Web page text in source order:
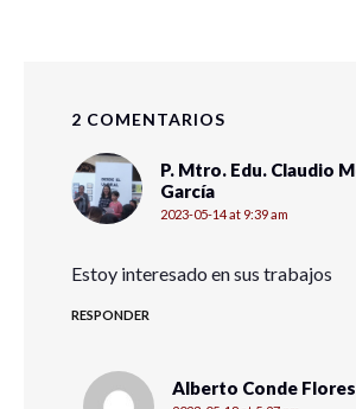
2 COMENTARIOS
P. Mtro. Edu. Claudio
García
2023-05-14 at 9:39 am
Estoy interesado en sus trabajos
RESPONDER
Alberto Conde Flores